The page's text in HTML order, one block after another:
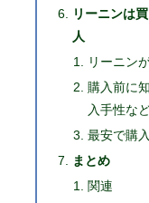
リーニンは
人
リーニン
購入前に
入手性など
最安で購
まとめ
関連